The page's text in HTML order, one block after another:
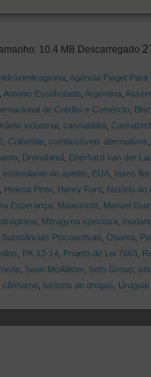
10.4 MB Descarregado
Agência Piaget
Antonio Escohotado, Argentina
de Crédito e Comércio,
industrial, cannabidiol,
Colômbia combustíveis alternativos
, Dronabinol, Eberhard van der
estimulante do apetite, EUA, fases
Helena Pinto, Henry Ford histório do
Esperança Maastricht, Manuel
Mitragyna speciosa
Psicoactivas Obama
PK 13-14, Projeto de Lei 7663,
, Sean McAllister, Seth Group,
cânhamo, turismo de drogas Uruguai